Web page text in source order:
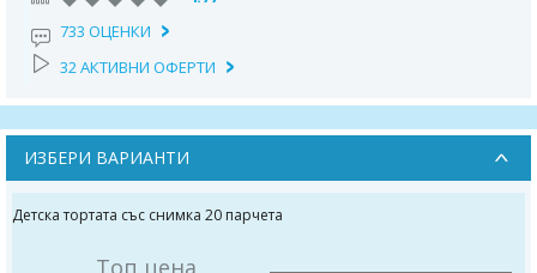
733 ОЦЕНКИ
32 АКТИВНИ ОФЕРТИ
ИЗБЕРИ ВАРИАНТИ
Детска тортата със снимка 20 парчета
Топ цена